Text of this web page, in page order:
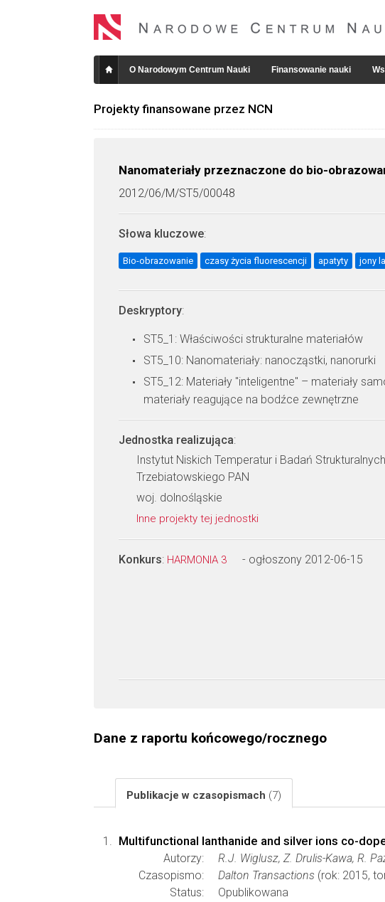
O Narodowym Centrum Nauki Finansowanie nauki
Projekty finansowane przez NCN
Nanomateriały przeznaczone do bio-
2012/06/M/ST5/00048
Słowa kluczowe:
Bio-obrazowanie czasy życia fluorescencji apatyty jony
Deskryptory:
ST5_1: Właściwości strukturalne materiałów
ST5_10: Nanomateriały: nanocząstki, nanorurki
ST5_12: Materiały "inteligentne" – materiały
materiały reagujące na bodźce zewnętrzne
Jednostka realizująca:
Instytut Niskich Temperatur i Badań
Trzebiatowskiego PAN
woj. dolnośląskie
Inne projekty tej jednostki
Konkurs: HARMONIA 3 - ogłoszony 2012-06-15
Dane z raportu końcowego/rocznego
Publikacje w czasopismach (7)
Multifunctional lanthanide and silver ions co-
Autorzy:
R.J. Wiglusz, Z. Drulis-Kawa, R.
Czasopismo:
Dalton Transactions (rok: 2015,
Status:
Opublikowana